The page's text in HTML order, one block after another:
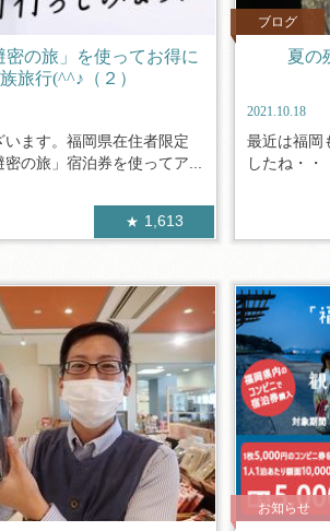
密の旅」を使ってお得に
旅行(^^♪（２）
います。福岡県在住者限定
の旅」宿泊券を使ってア...
1,613
ブログ
夏の
2021.10.18
最近は福岡
したね・・
お知らせ